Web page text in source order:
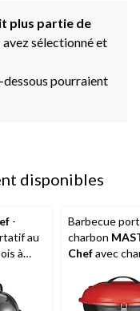
plus partie de
avez sélectionné et
pourraient
disponibles
-
au
à
Barbecue
charbon
Chefavec